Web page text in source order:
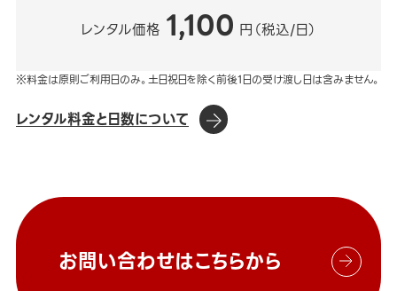
レンタル価格 1,100 円（税込/日）
※料金は原則ご利用日のみ。土日祝日を除く前後1日の受け渡し日は含みません。
レンタル料金と日数について
お問い合わせはこちらから